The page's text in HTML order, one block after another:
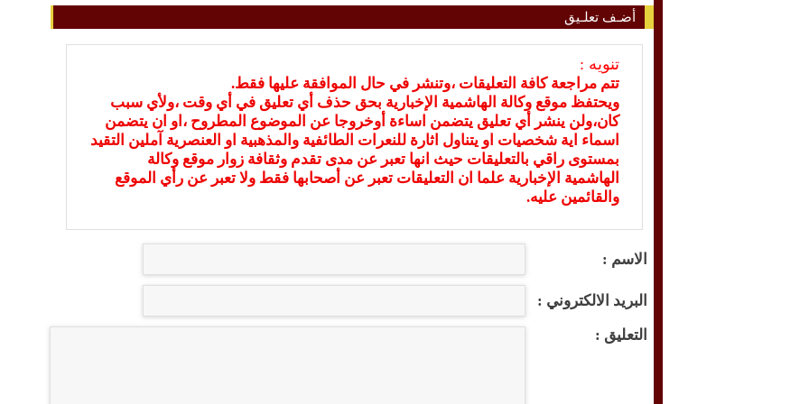
أضـف تعلـيق
تنويه :
تتم مراجعة كافة التعليقات ،وتنشر في حال الموافقة عليها فقط.
ويحتفظ موقع وكالة الهاشمية الإخبارية بحق حذف أي تعليق في أي وقت ،ولأي سبب
كان،ولن ينشر أي تعليق يتضمن اساءة أوخروجا عن الموضوع المطروح ،او ان يتضمن
اسماء اية شخصيات او يتناول اثارة للنعرات الطائفية والمذهبية او العنصرية آملين التقيد
بمستوى راقي بالتعليقات حيث انها تعبر عن مدى تقدم وثقافة زوار موقع وكالة
الهاشمية الإخبارية علما ان التعليقات تعبر عن أصحابها فقط ولا تعبر عن رأي الموقع
والقائمين عليه.
الاسم :
البريد الالكتروني :
التعليق :